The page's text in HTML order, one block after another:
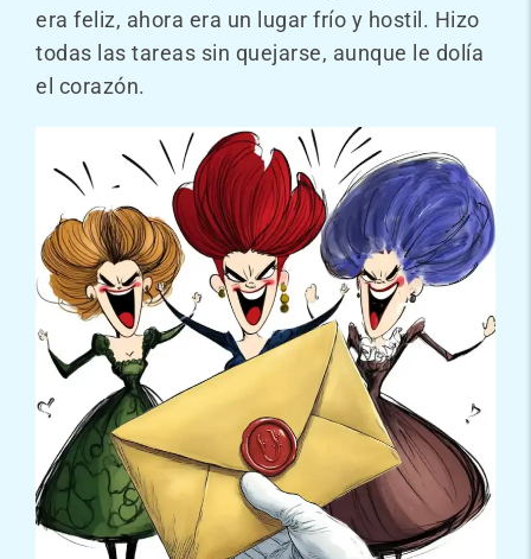
era feliz, ahora era un lugar frío y hostil. Hizo
todas las tareas sin quejarse, aunque le dolía
el corazón.